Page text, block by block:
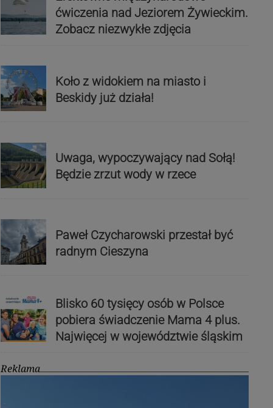
ćwiczenia nad Jeziorem Żywieckim.
Zobacz niezwykłe zdjęcia
Koło z widokiem na miasto i
Beskidy już działa!
Uwaga, wypoczywający nad Sołą!
Będzie zrzut wody w rzece
Paweł Czycharowski przestał być
radnym Cieszyna
Blisko 60 tysięcy osób w Polsce
pobiera świadczenie Mama 4 plus.
Najwięcej w województwie śląskim
Reklama